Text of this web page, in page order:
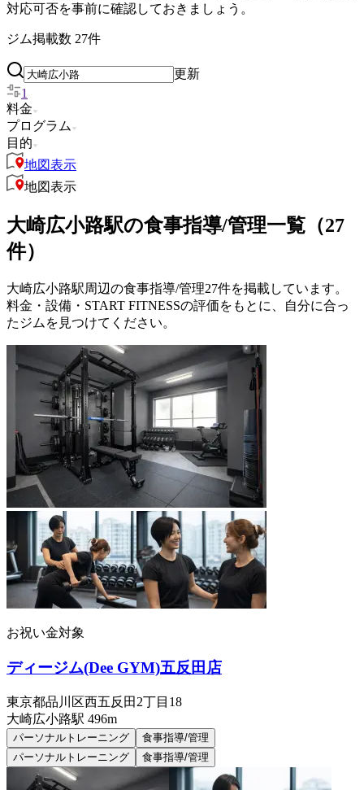
対応可否を事前に確認しておきましょう。
ジム掲載数 27件
更新
1
料金
プログラム
目的
地図表示
地図表示
大崎広小路駅の食事指導/管理一覧（27
件）
大崎広小路駅周辺の食事指導/管理27件を掲載しています。
料金・設備・START FITNESSの評価をもとに、自分に合っ
たジムを見つけてください。
お祝い金対象
ディージム(Dee GYM)五反田店
東京都品川区西五反田2丁目18
大崎広小路駅 496m
パーソナルトレーニング
食事指導/管理
パーソナルトレーニング
食事指導/管理